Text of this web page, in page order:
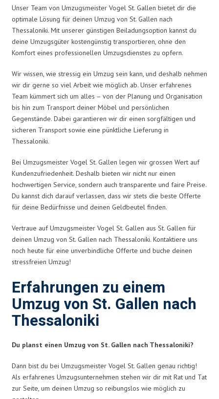
Unser Team von Umzugsmeister Vogel St. Gallen bietet dir die
optimale Lösung für deinen Umzug von St. Gallen nach
Thessaloniki. Mit unserer günstigen Beiladungsoption kannst du
deine Umzugsgüter kostengünstig transportieren, ohne den
Komfort eines professionellen Umzugsdienstes zu opfern.
Wir wissen, wie stressig ein Umzug sein kann, und deshalb nehmen
wir dir gerne so viel Arbeit wie möglich ab. Unser erfahrenes
Team kümmert sich um alles – von der Planung und Organisation
bis hin zum Transport deiner Möbel und persönlichen
Gegenstände. Dabei garantieren wir dir einen sorgfältigen und
sicheren Transport sowie eine pünktliche Lieferung in
Thessaloniki.
Bei Umzugsmeister Vogel St. Gallen legen wir grossen Wert auf
Kundenzufriedenheit. Deshalb bieten wir nicht nur einen
hochwertigen Service, sondern auch transparente und faire Preise.
Du kannst dich darauf verlassen, dass wir stets die beste Offerte
für deine Bedürfnisse und deinen Geldbeutel finden.
Vertraue auf Umzugsmeister Vogel St. Gallen aus St. Gallen für
deinen Umzug von St. Gallen nach Thessaloniki. Kontaktiere uns
noch heute für eine unverbindliche Offerte und buche deinen
stressfreien Umzug!
Erfahrungen zu einem
Umzug von St. Gallen nach
Thessaloniki
Du planst einen Umzug von St. Gallen nach Thessaloniki?
Dann bist du bei Umzugsmeister Vogel St. Gallen genau richtig!
Als erfahrenes Umzugsunternehmen stehen wir dir mit Rat und Tat
zur Seite, um deinen Umzug so reibungslos wie möglich zu